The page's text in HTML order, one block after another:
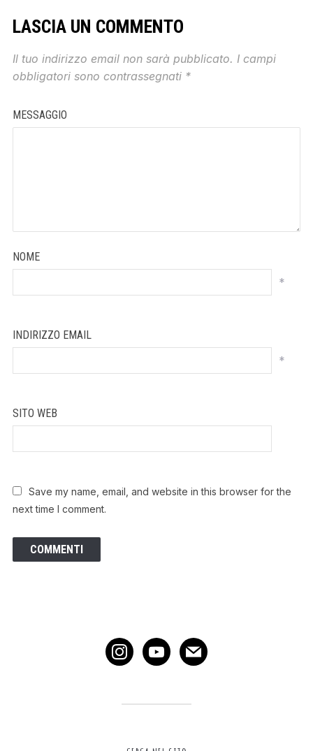
LASCIA UN COMMENTO
Il tuo indirizzo email non sarà pubblicato. I campi
obbligatori sono contrassegnati *
MESSAGGIO
NOME
*
INDIRIZZO EMAIL
*
SITO WEB
Save my name, email, and website in this browser for the
next time I comment.
instagramyoutubemail